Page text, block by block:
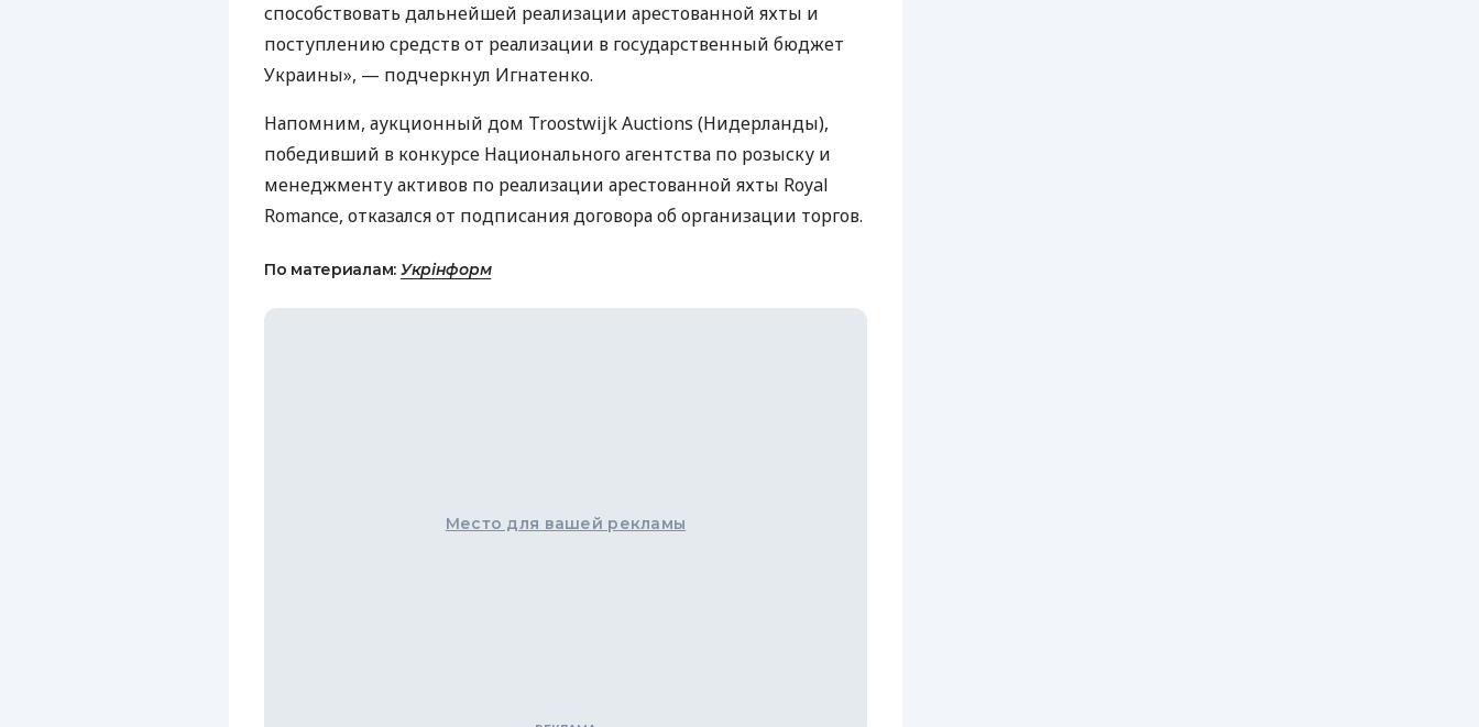
способствовать дальнейшей реализации арестованной яхты и
поступлению средств от реализации в государственный бюджет
Украины», — подчеркнул Игнатенко.
Напомним, аукционный дом Troostwijk Auctions (Нидерланды),
победивший в конкурсе Национального агентства по розыску и
менеджменту активов по реализации арестованной яхты Royal
Romance, отказался от подписания договора об организации торгов.
По материалам: Укрінформ
Место для вашей рекламы